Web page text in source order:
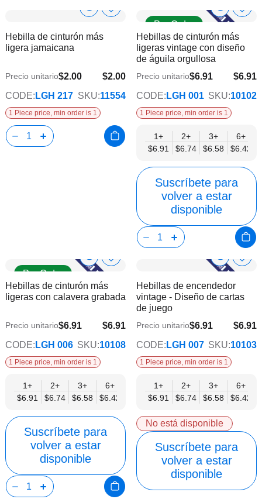
Show
Info
Añadir
deseos
Hebilla de cinturón más
ligera jamaicana
$2.00
Precio unitario$2.00
CODE: LGH 217 SKU:11554
1 Piece price, min order is 1
Pre Order
Show
Info
lista
Hebillas de cinturón más
ligeras vintage con diseño
de águila orgullosa
$6.91
$5.59
Precio unitario$6.91
CODE: LGH 001 SKU:10102
1 Piece price, min order is 1
1+
$6.91
2+
$6.74
3+
$6.58
6+
$6.42
Suscríbete para
volver a estar
disponible
Pre Order
Show
Product
Info
Añadir
lista
deseos
Hebillas de cinturón más
ligeras con calavera grabada
$6.91
$5.59
Precio unitario$6.91
CODE: LGH 006 SKU:10108
1 Piece price, min order is 1
1+
$6.91
2+
$6.74
3+
$6.58
6+
$6.42
12+
$6.09
15+
$5.92
18+
$5.76
24+
$5.59
Suscríbete para
volver a estar
disponible
Show
Product
Info
lista
Hebillas de encendedor
vintage - Diseño de cartas
de juego
$6.91
$5.59
Precio unitario$6.91
CODE: LGH 007 SKU:10103
1 Piece price, min order is 1
1+
$6.91
2+
$6.74
3+
$6.58
6+
$6.42
No está disponible
Suscríbete para
volver a estar
disponible